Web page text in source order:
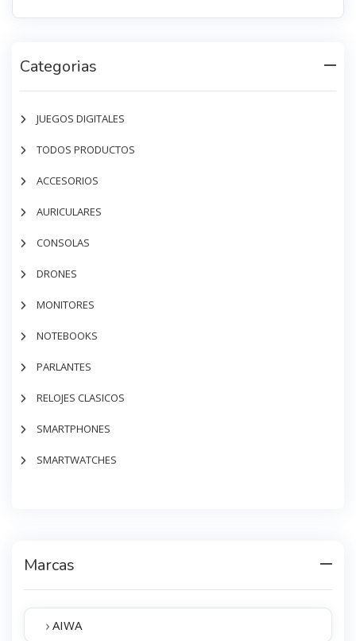
Categorias
JUEGOS DIGITALES
TODOS PRODUCTOS
ACCESORIOS
AURICULARES
CONSOLAS
DRONES
MONITORES
NOTEBOOKS
PARLANTES
RELOJES CLASICOS
SMARTPHONES
SMARTWATCHES
Marcas
› AIWA